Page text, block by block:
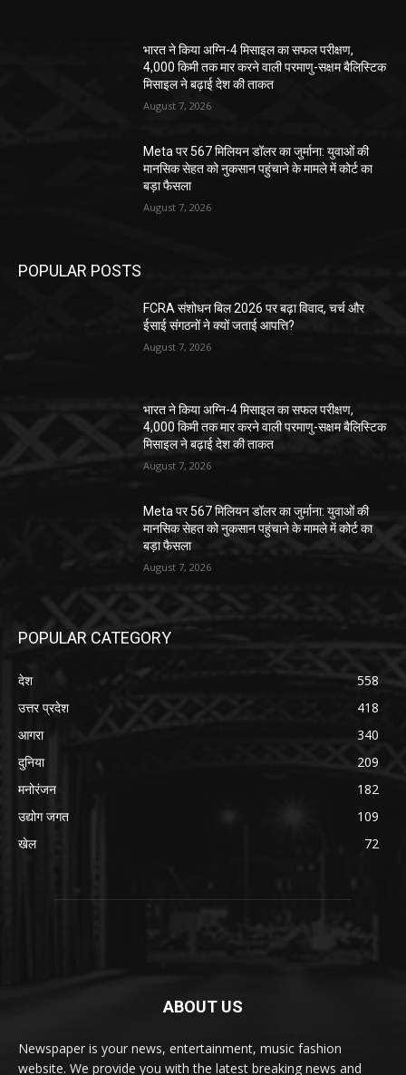
भारत ने किया अग्नि-4 मिसाइल का सफल परीक्षण,
4,000 किमी तक मार करने वाली परमाणु-सक्षम बैलिस्टिक
मिसाइल ने बढ़ाई देश की ताकत
August 7, 2026
Meta पर 567 मिलियन डॉलर का जुर्माना: युवाओं की
मानसिक सेहत को नुकसान पहुंचाने के मामले में कोर्ट का
बड़ा फैसला
August 7, 2026
POPULAR POSTS
FCRA संशोधन बिल 2026 पर बढ़ा विवाद, चर्च और
ईसाई संगठनों ने क्यों जताई आपत्ति?
August 7, 2026
भारत ने किया अग्नि-4 मिसाइल का सफल परीक्षण,
4,000 किमी तक मार करने वाली परमाणु-सक्षम बैलिस्टिक
मिसाइल ने बढ़ाई देश की ताकत
August 7, 2026
Meta पर 567 मिलियन डॉलर का जुर्माना: युवाओं की
मानसिक सेहत को नुकसान पहुंचाने के मामले में कोर्ट का
बड़ा फैसला
August 7, 2026
POPULAR CATEGORY
देश
558
उत्तर प्रदेश
418
आगरा
340
दुनिया
209
मनोरंजन
182
उद्योग जगत
109
खेल
72
ABOUT US
Newspaper is your news, entertainment, music fashion
website. We provide you with the latest breaking news and